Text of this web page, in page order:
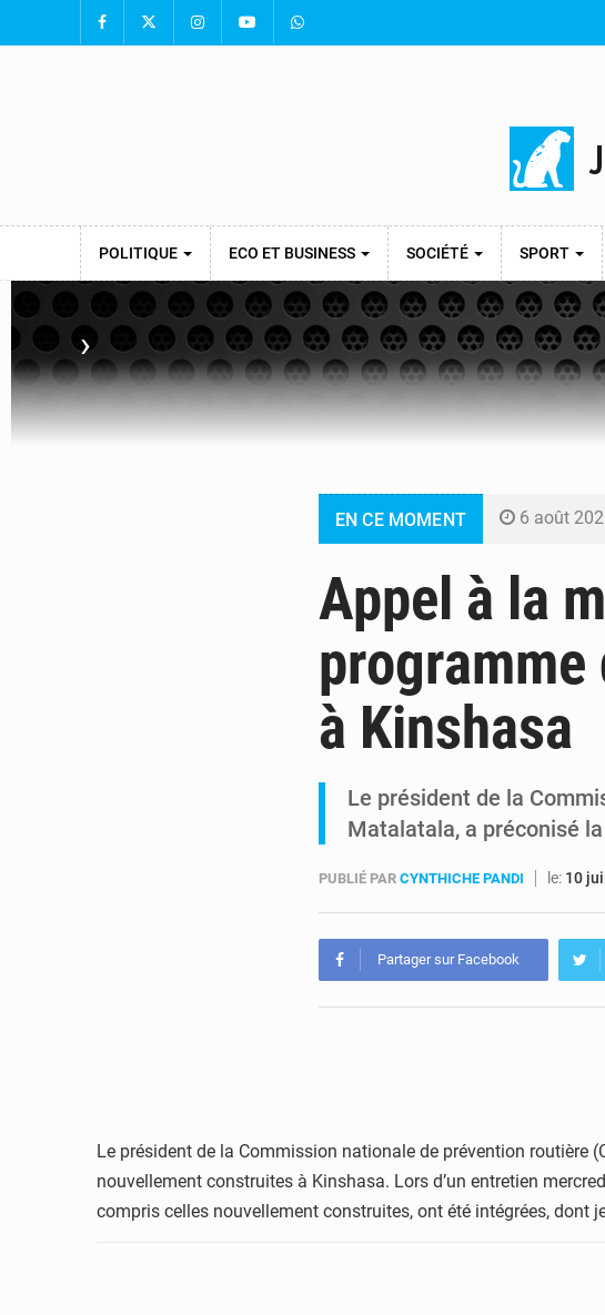
POLITIQUE ECO ET BUSINESS SOCIÉTÉ SPORT
›
EN CE MOMENT 6 août
6 août
5 août
5 août 2026
Appel à la
à Kinshasa
Le président de la
Matalatala, a préconisé
PUBLIÉ PAR CYNTHICHE PANDI le: 10
Partager sur Facebook
Le président de la Commission nationale de prévention
nouvellement construites à Kinshasa. Lors d’un entretien
compris celles nouvellement construites, ont été intégrées, dont